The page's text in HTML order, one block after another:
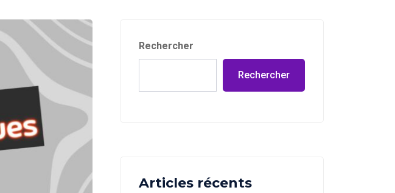
Rechercher
Rechercher
Articles récents